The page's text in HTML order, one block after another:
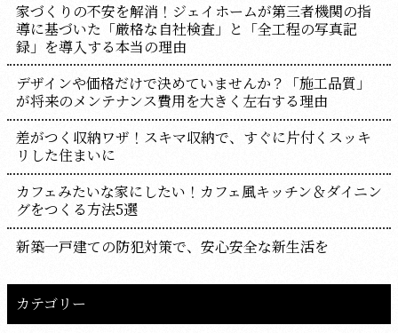
家づくりの不安を解消！ジェイホームが第三者機関の指
導に基づいた「厳格な自社検査」と「全工程の写真記
録」を導入する本当の理由
デザインや価格だけで決めていませんか？「施工品質」
が将来のメンテナンス費用を大きく左右する理由
差がつく収納ワザ！スキマ収納で、すぐに片付くスッキ
リした住まいに
カフェみたいな家にしたい！カフェ風キッチン＆ダイニン
グをつくる方法5選
新築一戸建ての防犯対策で、安心安全な新生活を
カテゴリー